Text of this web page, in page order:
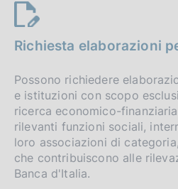
Richiesta elaborazioni
Possono richiedere
e istituzioni con scopo
ricerca economico-
rilevanti funzioni sociali,
loro associazioni di
che contribuiscono alle
Banca d'Italia.